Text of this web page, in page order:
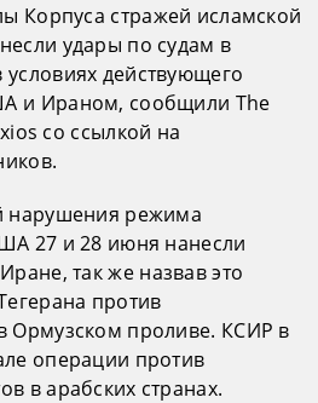
Корпуса стражей исламской
удары по судам в
действующего
и Ираном, сообщили The
со ссылкой на
нарушения режима
27 и 28 июня нанесли
так же назвав это
против
Ормузском проливе. КСИР в
операции против
в арабских странах.